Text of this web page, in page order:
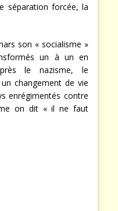
séparation forcée, la
son « socialisme »
un à un en
le nazisme, le
changement de vie
enrégimentés contre
on dit « il ne faut